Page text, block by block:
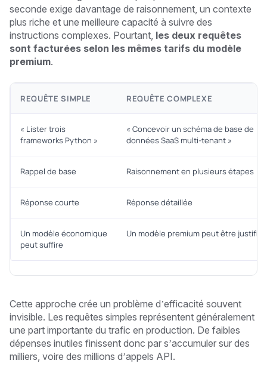
seconde exige davantage de raisonnement, un contexte
plus riche et une meilleure capacité à suivre des
instructions complexes. Pourtant, les deux requêtes
sont facturées selon les mêmes tarifs du modèle
premium.
REQUÊTE SIMPLE REQUÊTE COMPLEXE
« Lister trois
frameworks Python »
« Concevoir un schéma de base de
données SaaS multi-tenant »
Rappel de base Raisonnement en plusieurs étapes
Réponse courte Réponse détaillée
Un modèle économique
peut suffire
Un modèle premium peut être justifié
Cette approche crée un problème d’efficacité souvent
invisible. Les requêtes simples représentent généralement
une part importante du trafic en production. De faibles
dépenses inutiles finissent donc par s’accumuler sur des
milliers, voire des millions d’appels API.